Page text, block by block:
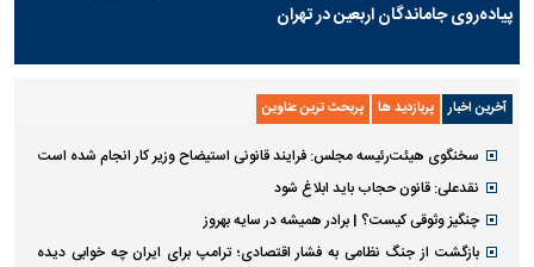
پیاده‌روی جاماندگان اربعین در تهران
آخرین اخبار پربازدید ها پربحث ترین عناوین
سخنگوی هیئت‌رئیسه مجلس: فرایند قانونی استیضاح وزیر کار انجام شده است
نقدعلی: قانون حجاب باید ابلاغ شود
چنگیز وثوقی کیست؟ | برادر همیشه در سایه بهروز
بازگشت از جنگ نظامی به فشار اقتصادی؛ ترامپ برای ایران چه خوابی دیده